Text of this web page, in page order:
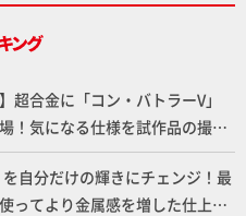
超合金に「コン・バトラーV」
！気になる仕様を試作品の撮り
に「大鉄人17」＆「ワンエイ
け！【超合金の魂】
を自分だけの輝きにチェンジ！最
ってより金属感を増した仕上が